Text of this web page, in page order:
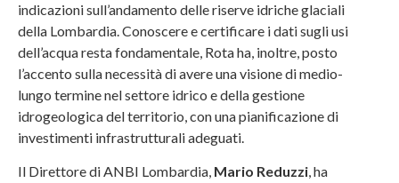
indicazioni sull’andamento delle riserve idriche glaciali
della Lombardia. Conoscere e certificare i dati sugli usi
dell’acqua resta fondamentale, Rota ha, inoltre, posto
l’accento sulla necessità di avere una visione di medio-
lungo termine nel settore idrico e della gestione
idrogeologica del territorio, con una pianificazione di
investimenti infrastrutturali adeguati.
Il Direttore di ANBI Lombardia, Mario Reduzzi, ha